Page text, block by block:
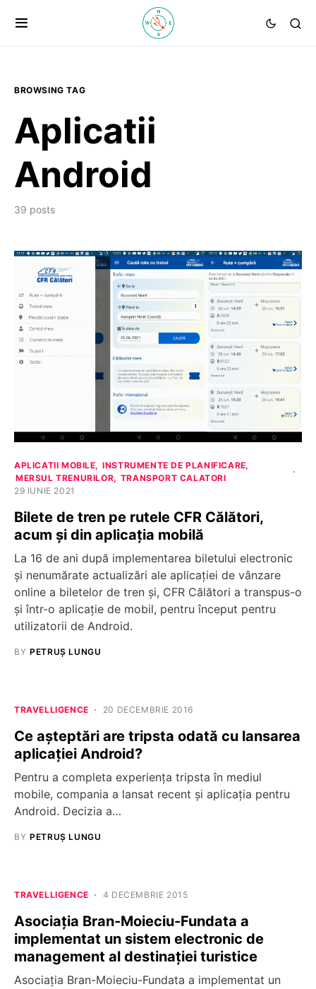
BROWSING TAG
Aplicatii
Android
39 posts
APLICATII MOBILE
INSTRUMENTE DE PLANIFICARE
MERSUL TRENURILOR
TRANSPORT CALATORI
29 IUNIE 2021
Bilete de tren pe rutele CFR Călători,
acum și din aplicația mobilă
La 16 de ani după implementarea biletului electronic
și nenumărate actualizări ale aplicației de vânzare
online a biletelor de tren și, CFR Călători a transpus-o
și într-o aplicație de mobil, pentru început pentru
utilizatorii de Android.
BY PETRUȘ LUNGU
TRAVELLIGENCE 20 DECEMBRIE 2016
Ce așteptări are tripsta odată cu lansarea
aplicației Android?
Pentru a completa experiența tripsta în mediul
mobile, compania a lansat recent și aplicația pentru
Android. Decizia a…
BY PETRUȘ LUNGU
TRAVELLIGENCE 4 DECEMBRIE 2015
Asociația Bran-Moieciu-Fundata a
implementat un sistem electronic de
management al destinației turistice
Asociația Bran-Moieciu-Fundata a implementat un